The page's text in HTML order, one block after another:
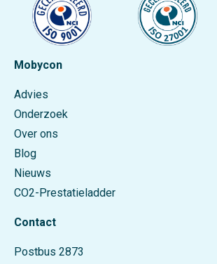
Mobycon
Advies
Onderzoek
Over ons
Blog
Nieuws
CO2-Prestatieladder
Contact
Postbus 2873